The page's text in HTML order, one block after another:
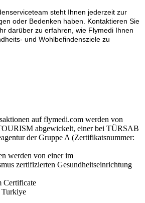
steht Ihnen jederzeit zur
oder Bedenken haben. Kontaktieren Sie
darüber zu erfahren, wie Flymedi Ihnen
und Wohlbefindensziele zu
auf flymedi.com werden von
abgewickelt, einer bei TÜRSAB
der Gruppe A (Zertifikatsnummer:
werden von einer im
zertifizierten Gesundheitseinrichtung